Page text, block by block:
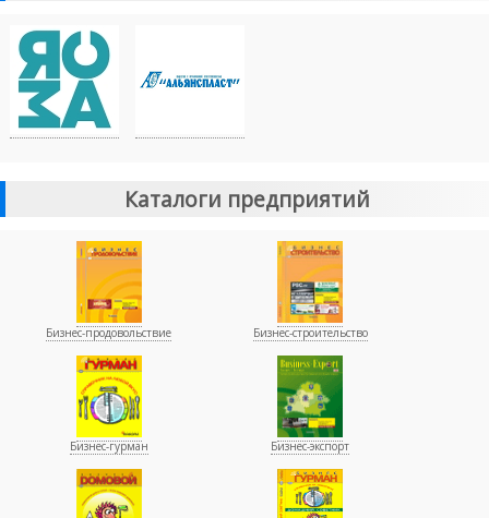
Каталоги предприятий
Бизнес-продовольствие Бизнес-строительство
Бизнес-гурман Бизнес-экспорт